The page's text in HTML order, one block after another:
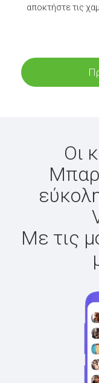
αποκτήστε τις
Οι
Με τις